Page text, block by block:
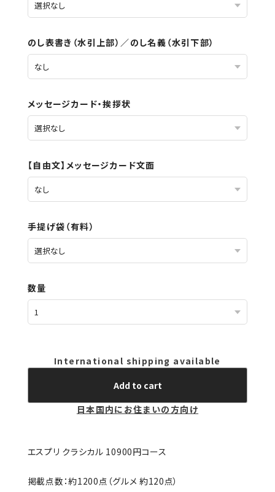
のし表書き（水引上部）／のし名義（水引下部）
メッセージカード・挨拶状
【自由文】メッセージカード文面
手提げ袋（有料）
数量
International shipping available
Add to cart
日本国内にお住まいの方向け
エスプリ クラシカル 10900円コース
掲載点数：約1200点（グルメ 約120点）